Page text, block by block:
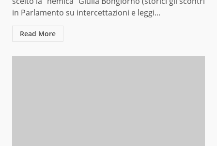
in Parlamento su intercettazioni e leggi...
Read More